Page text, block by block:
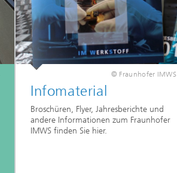
© Fraunhofer IMWS
Infomaterial
Broschüren, Flyer, Jahresberichte und
andere Informationen zum Fraunhofer
IMWS finden Sie hier.